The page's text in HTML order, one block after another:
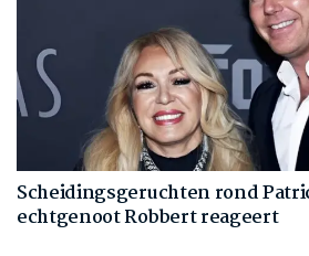
Scheidingsgeruchten rond
echtgenoot Robbert reageert